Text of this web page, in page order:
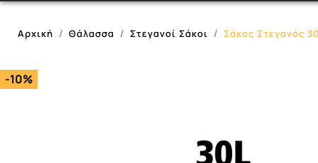
Αρχική Θάλασσα Στεγανοί Σάκοι Σάκος Στεγανός
-10%